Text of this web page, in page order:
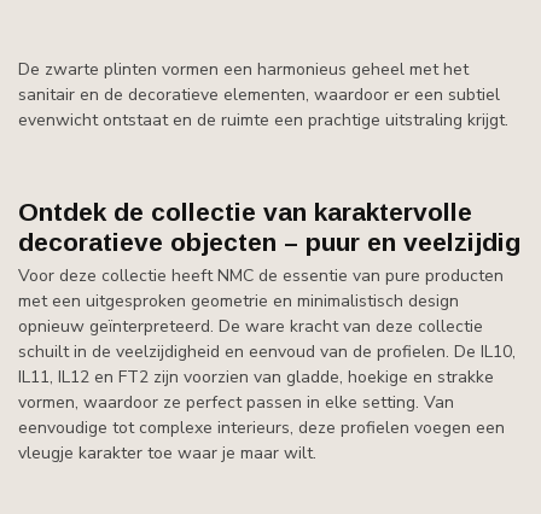
De zwarte plinten vormen een harmonieus geheel met het
sanitair en de decoratieve elementen, waardoor er een subtiel
evenwicht ontstaat en de ruimte een prachtige uitstraling krijgt.
Ontdek de collectie van karaktervolle
decoratieve objecten – puur en veelzijdig
Voor deze collectie heeft NMC de essentie van pure producten
met een uitgesproken geometrie en minimalistisch design
opnieuw geïnterpreteerd. De ware kracht van deze collectie
schuilt in de veelzijdigheid en eenvoud van de profielen. De IL10,
IL11, IL12 en FT2 zijn voorzien van gladde, hoekige en strakke
vormen, waardoor ze perfect passen in elke setting. Van
eenvoudige tot complexe interieurs, deze profielen voegen een
vleugje karakter toe waar je maar wilt.